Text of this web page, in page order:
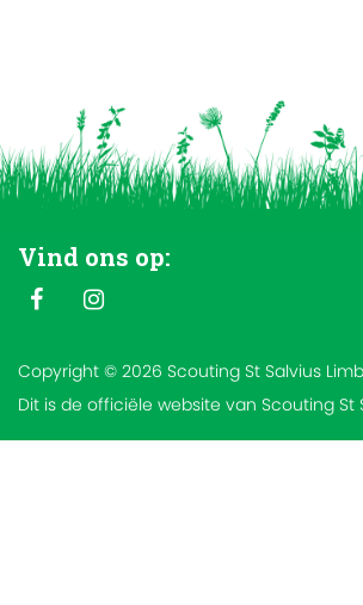
Vind ons op:
Copyright © 2026 Scouting St Salvius
Dit is de officiële website van Scouting St